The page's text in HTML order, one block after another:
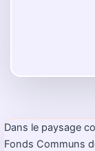
Dans le paysage
Fonds Communs